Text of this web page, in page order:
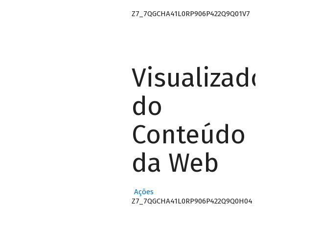
Z7_7QGCHA41L0RP906P422Q9Q01V7
Visualizador
do
Conteúdo
da Web
Ações
Z7_7QGCHA41L0RP906P422Q9Q0H04